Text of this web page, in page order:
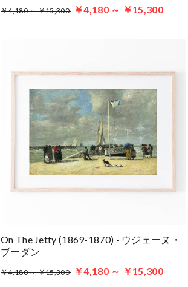
￥4,180 ～ ￥15,300 ￥4,180 ～ ￥15,300
On The Jetty (1869-1870) - ウジェーヌ・
ブーダン
￥4,180 ～ ￥15,300 ￥4,180 ～ ￥15,300